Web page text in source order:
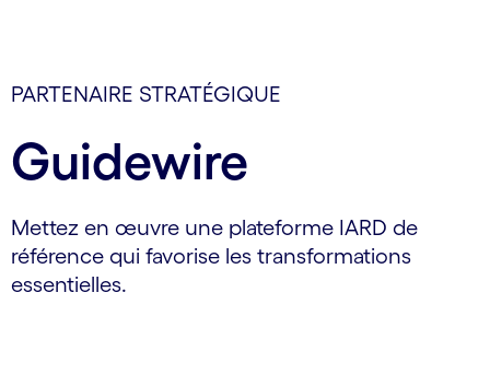
PARTENAIRE STRATÉGIQUE
Guidewire
Mettez en œuvre une plateforme IARD de
référence qui favorise les transformations
essentielles.